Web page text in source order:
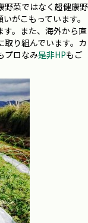
野菜ではなく超健康野
がこもっています。
す。また、海外から直
り組んでいます。カ
プロなみ是非HPもご